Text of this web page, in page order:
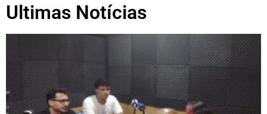
Ultimas Notícias